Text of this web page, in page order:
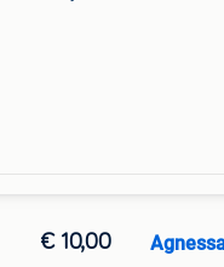
€ 10,00